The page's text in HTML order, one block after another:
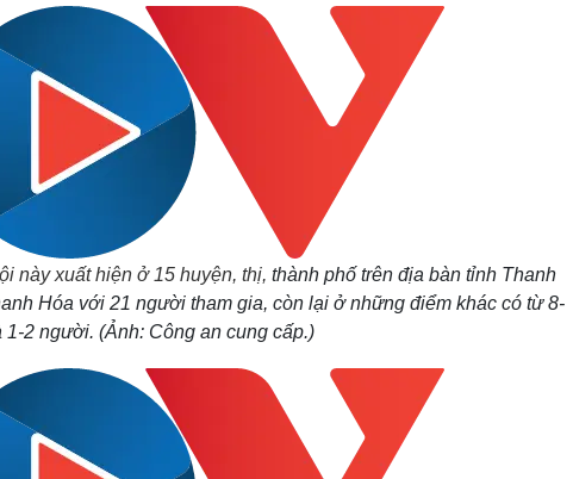
này xuất hiện ở 15 huyện, thị, thành phố trên địa bàn tỉnh Thanh
Hóa với 21 người tham gia, còn lại ở những điểm khác có từ 8-
2 người. (Ảnh: Công an cung cấp.)